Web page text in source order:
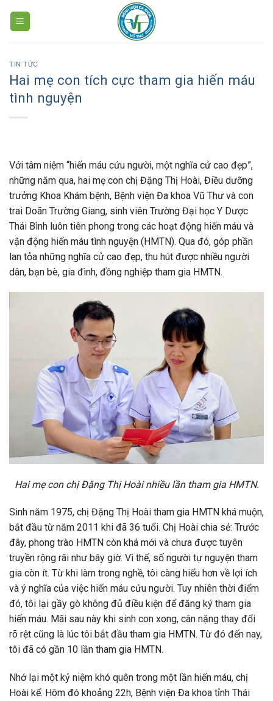
TIN TỨC
Hai mẹ con tích cực tham gia hiến máu
tình nguyện
Với tâm niệm “hiến máu cứu người, một nghĩa cử cao đẹp”,
những năm qua, hai mẹ con chị Đặng Thị Hoài, Điều dưỡng
trưởng Khoa Khám bệnh, Bệnh viện Đa khoa Vũ Thư và con
trai Doãn Trường Giang, sinh viên Trường Đại học Y Dược
Thái Bình luôn tiên phong trong các hoạt động hiến máu và
vận động hiến máu tình nguyện (HMTN). Qua đó, góp phần
lan tỏa những nghĩa cử cao đẹp, thu hút được nhiều người
dân, bạn bè, gia đình, đồng nghiệp tham gia HMTN.
Hai mẹ con chị Đặng Thị Hoài nhiều lần tham gia HMTN.
Sinh năm 1975, chị Đặng Thị Hoài tham gia HMTN khá muộn,
bắt đầu từ năm 2011 khi đã 36 tuổi. Chị Hoài chia sẻ: Trước
đây, phong trào HMTN còn khá mới và chưa được tuyên
truyền rộng rãi như bây giờ. Vì thế, số người tự nguyện tham
gia còn ít. Từ khi làm trong nghề, tôi càng hiểu hơn về lợi ích
và ý nghĩa của việc hiến máu cứu người. Tuy nhiên thời điểm
đó, tôi lại gầy gò không đủ điều kiện để đăng ký tham gia
hiến máu. Mãi sau này khi sinh con xong, cân nặng thay đổi
rõ rệt cũng là lúc tôi bắt đầu tham gia HMTN. Từ đó đến nay,
tôi đã có gần 10 lần tham gia HMTN.
Nhớ lại một kỷ niệm khó quên trong một lần hiến máu, chị
Hoài kể: Hôm đó khoảng 22h, Bệnh viện Đa khoa tỉnh Thái